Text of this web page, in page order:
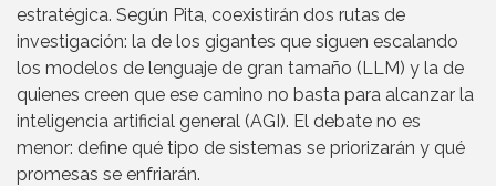
estratégica. Según Pita, coexistirán dos rutas de
investigación: la de los gigantes que siguen escalando
los modelos de lenguaje de gran tamaño (LLM) y la de
quienes creen que ese camino no basta para alcanzar la
inteligencia artificial general (AGI). El debate no es
menor: define qué tipo de sistemas se priorizarán y qué
promesas se enfriarán.